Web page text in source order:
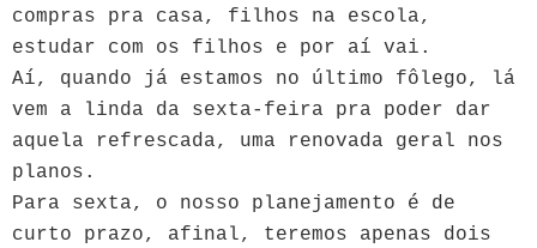
compras pra casa, filhos na escola,
estudar com os filhos e por aí vai.
Aí, quando já estamos no último fôlego, lá
vem a linda da sexta-feira pra poder dar
aquela refrescada, uma renovada geral nos
planos.
Para sexta, o nosso planejamento é de
curto prazo, afinal, teremos apenas dois